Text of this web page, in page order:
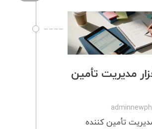
مدیریت تأمین‌
تأمین‌ کننده